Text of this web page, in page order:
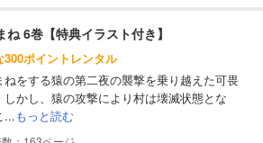
ね 6巻【特典イラスト付き】
300ポイントレンタル
ねをする猿の第二夜の襲撃を乗り越えた可畏
しかし、猿の攻撃により村は壊滅状態とな
...もっと読む